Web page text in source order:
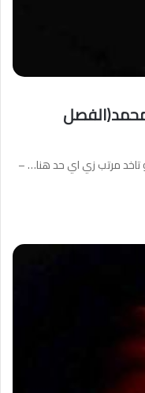
مرتب زي اي حد هنا… –